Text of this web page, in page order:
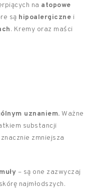
na atopowe
są hipoalergiczne i
. Kremy oraz maści
uznaniem. Ważne
substancji
zmniejsza
– są one zazwyczaj
najmłodszych.